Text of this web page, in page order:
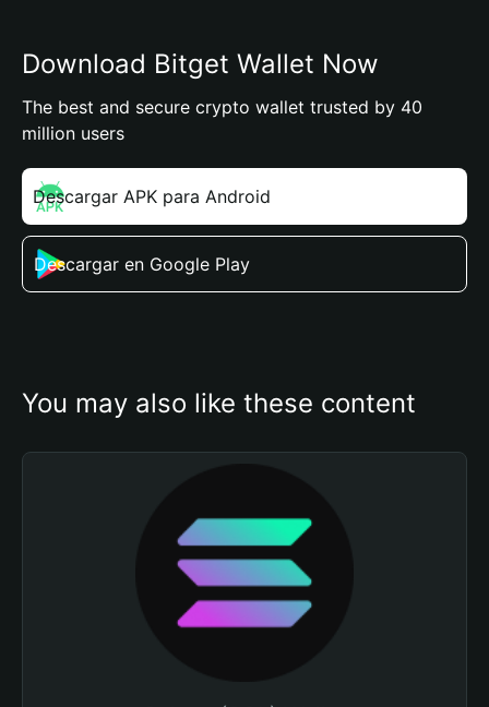
Download Bitget Wallet Now
The best and secure crypto wallet trusted by 40
million users
Descargar APK para Android
Descargar en Google Play
You may also like these content